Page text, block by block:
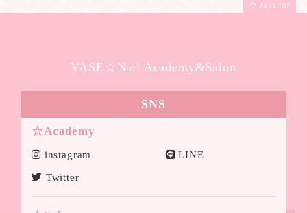
PAGE TOP
VASE☆Nail Academy&Salon
SNS
☆Academy
instagram LINE
Twitter